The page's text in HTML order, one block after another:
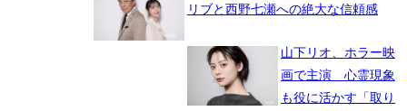
リブと西野七瀬への絶大な信頼感
山下リオ、ホラー映
画で主演 心霊現象
も役に活かす「取り